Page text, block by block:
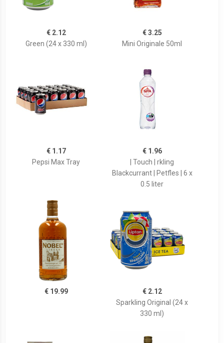
€ 2.12
Green (24 x 330 ml)
€ 3.25
Mini Originale 50ml
€ 1.17
Pepsi Max Tray
€ 1.96
| Touch | rkling
Blackcurrant | Petfles | 6 x
0.5 liter
€ 19.99
€ 2.12
Sparkling Original (24 x
330 ml)